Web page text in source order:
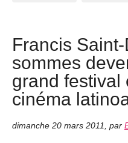
Francis
sommes
grand festival
cinéma
dimanche 20 mars 2011, par